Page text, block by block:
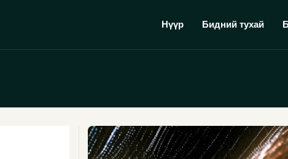
Нүүр Бидний тухай